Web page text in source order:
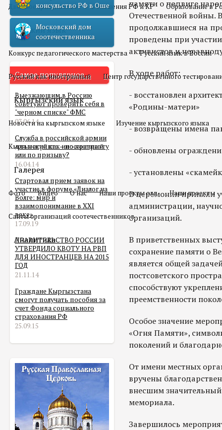
Двойное гражданство Отношения РФ и КР Образование в
Русский язык
Конкурс педагогического мастерства Русский язык в России
Русский как иностранный Центр государственного
Кыргызский язык
Новости на кыргызском языке Изучение кыргызского языка
Кыргызский как иностранный
Галерея
Фото Видео О нас Наши проекты олд Наши проекты
Сайты организаций соотечественников
Аналитика
консульство РФ в Оше
Московский дом
соотечественника
Самое популярное
Выезжающим в Россию
советуют проверить себя в
"черном списке" ФМС
03.06.14
Служба в российской армии
для мигранта – по контракту
или по призыву?
16.04.14
Стартовал прием заявок на
участие в форуме «Диалог на
Волге: мир и
взаимопонимание в XXI
веке»
17.09.19
ПРАВИТЕЛЬСТВО РОССИИ
УТВЕРДИЛО КВОТУ НА РВП
ДЛЯ ИНОСТРАНЦЕВ НА 2015
ГОД
21.11.14
Граждане Кыргызстана
смогут получать пособия за
счет Фонда социального
страхования РФ
25.09.15
памяти о подвиге
Отечественной войны.
продолжавшиеся на
проведены при
активистов и
В ходе работ:
- восстановлен
«Родины-матери»
- возвращены имена
- обновлены
- установлены
В церемонии приняли
администрации,
организаций.
В приветственных
сохранение памяти о
является общей
постсоветского
способствуют
преемственности
Особое значение
«Огня Памяти»,
поколений и
От имени местных
вручены
внесшим
мемориала.
Завершилось